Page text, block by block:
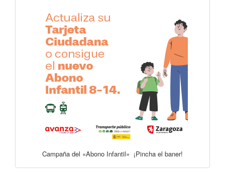
Campaña del «Abono Infantil» ¡Pincha el baner!